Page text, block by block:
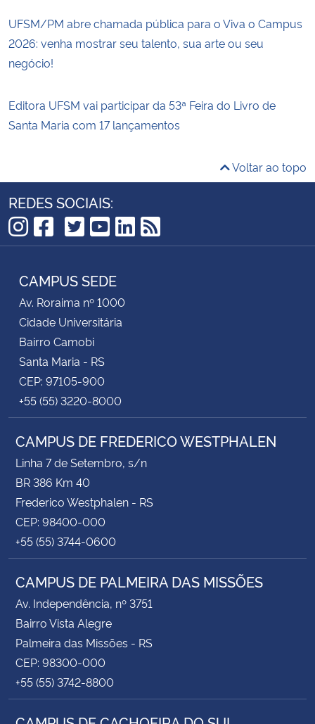
UFSM/PM abre chamada pública para o Viva o Campus
2026: venha mostrar seu talento, sua arte ou seu
negócio!
Editora UFSM vai participar da 53ª Feira do Livro de
Santa Maria com 17 lançamentos
Voltar ao topo
REDES SOCIAIS:
Instagram
Facebook
TikTok
Twitter
YouTube
LinkedIn
RSS
CAMPUS SEDE
Av. Roraima nº 1000
Cidade Universitária
Bairro Camobi
Santa Maria - RS
CEP: 97105-900
+55 (55) 3220-8000
CAMPUS DE FREDERICO WESTPHALEN
Linha 7 de Setembro, s/n
BR 386 Km 40
Frederico Westphalen - RS
CEP: 98400-000
+55 (55) 3744-0600
CAMPUS DE PALMEIRA DAS MISSÕES
Av. Independência, nº 3751
Bairro Vista Alegre
Palmeira das Missões - RS
CEP: 98300-000
+55 (55) 3742-8800